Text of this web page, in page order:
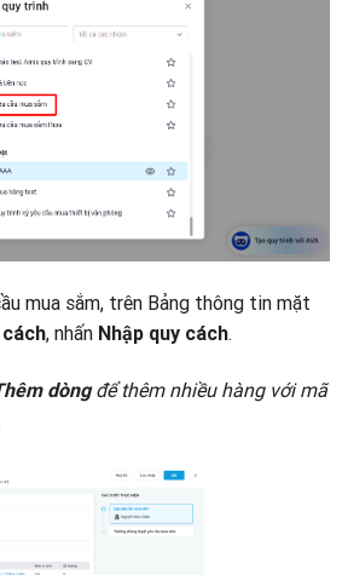
mua sắm, trên Bảng thông tin mặt
cách, nhấn Nhập quy cách.
dòngđể thêm nhiều hàng với mã